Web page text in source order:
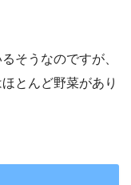
そうなのですが、
とんど野菜があり